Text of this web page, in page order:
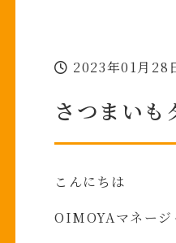
2023年01月28
さつまい
こんにちは
OIMOYAマネー